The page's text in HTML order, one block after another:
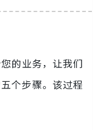
的业务，让我们
个步骤。该过程